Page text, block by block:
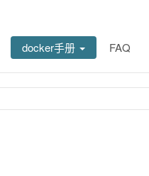
docker手册 FAQ